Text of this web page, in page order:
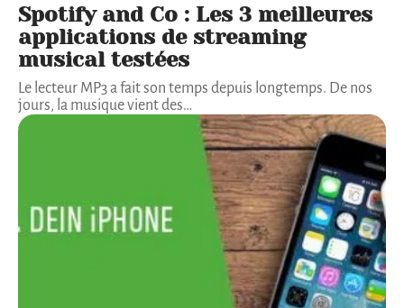
Spotify and Co : Les 3 meilleures
applications de streaming
musical testées
Le lecteur MP3 a fait son temps depuis longtemps. De nos
jours, la musique vient des…